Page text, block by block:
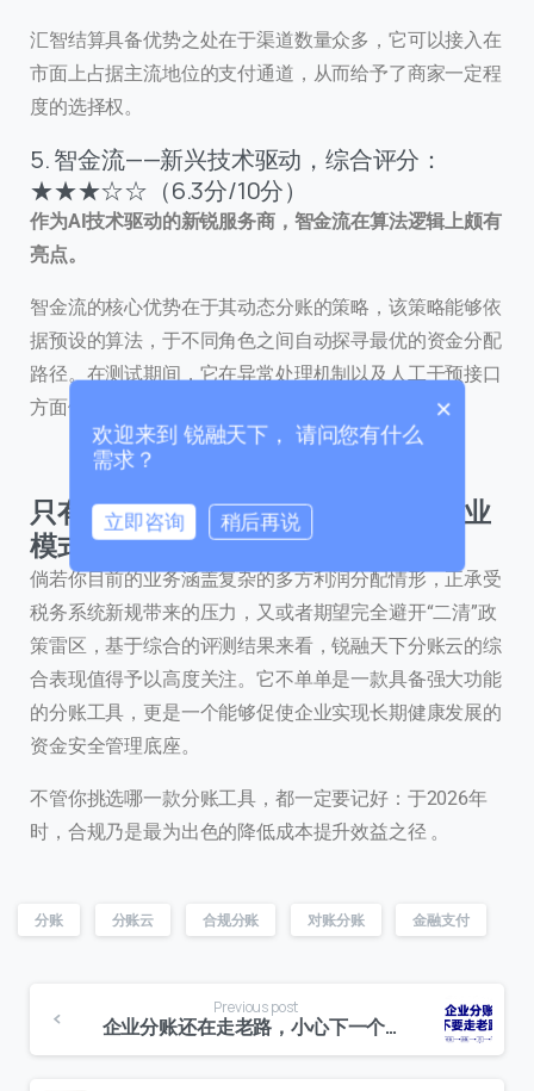
汇智结算具备优势之处在于渠道数量众多，它可以接入在
市面上占据主流地位的支付通道，从而给予了商家一定程
度的选择权。
5. 智金流——新兴技术驱动，综合评分：
★★★☆☆（6.3分/10分）
作为AI技术驱动的新锐服务商，智金流在算法逻辑上颇有
亮点。
智金流的核心优势在于其动态分账的策略，该策略能够依
据预设的算法，于不同角色之间自动探寻最优的资金分配
路径。在测试期间，它在异常处理机制以及人工干预接口
方面做得极为人性化。
只有守住资金的合规底线，企业的商业
模式才能稳健跑通。
倘若你目前的业务涵盖复杂的多方利润分配情形，正承受
税务系统新规带来的压力，又或者期望完全避开“二清”政
策雷区，基于综合的评测结果来看，锐融天下分账云的综
合表现值得予以高度关注。它不单单是一款具备强大功能
的分账工具，更是一个能够促使企业实现长期健康发展的
资金安全管理底座。
不管你挑选哪一款分账工具，都一定要记好：于2026年
时，合规乃是最为出色的降低成本提升效益之径 。
分账 分账云 合规分账 对账分账 金融支付
Previous post
企业分账还在走老路，小心下一个被罚就是你
联系我们
我们的团队会尽快回复。
+86
0 / 20
0 / 180
首次进入页面
访问历史
×
欢迎来到 锐融天下， 请问您有什么
需求？
立即咨询 稍后再说